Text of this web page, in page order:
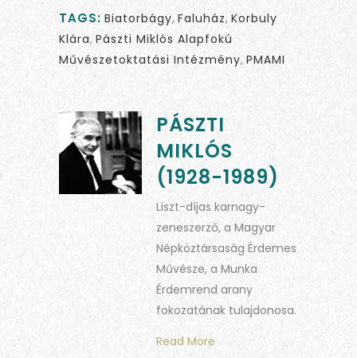
TAGS: Biatorbágy, Faluház, Korbuly
Klára, Pászti Miklós Alapfokú
Művészetoktatási Intézmény, PMAMI
PÁSZTI
MIKLÓS
(1928-1989)
Liszt-díjas karnagy-
zeneszerző, a Magyar
Népköztársaság Érdemes
Művésze, a Munka
Érdemrend arany
fokozatának tulajdonosa.
Read More